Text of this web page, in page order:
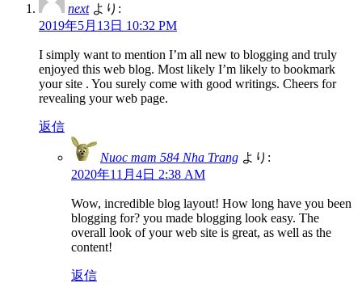
next より:
2019年5月13日 10:32 PM
I simply want to mention I’m all new to blogging and truly
enjoyed this web blog. Most likely I’m likely to bookmark
your site . You surely come with good writings. Cheers for
revealing your web page.
返信
Nuoc mam 584 Nha Trang より:
2020年11月4日 2:38 AM
Wow, incredible blog layout! How long have you been
blogging for? you made blogging look easy. The
overall look of your web site is great, as well as the
content!
返信